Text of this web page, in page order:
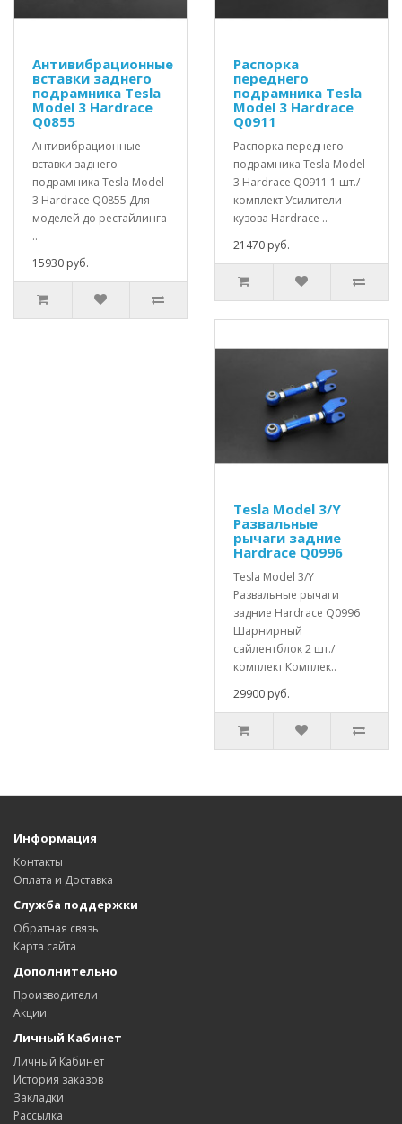
Антивибрационные
вставки заднего
подрамника Tesla
Model 3 Hardrace
Q0855
Антивибрационные
вставки заднего
подрамника Tesla Model
3 Hardrace Q0855 Для
моделей до рестайлинга
..
15930 руб.
Распорка
переднего
подрамника Tesla
Model 3 Hardrace
Q0911
Распорка переднего
подрамника Tesla Model
3 Hardrace Q0911 1 шт./
комплект Усилители
кузова Hardrace ..
21470 руб.
Tesla Model 3/Y
Развальные
рычаги задние
Hardrace Q0996
Tesla Model 3/Y
Развальные рычаги
задние Hardrace Q0996
Шарнирный
сайлентблок 2 шт./
комплект Комплек..
29900 руб.
Информация
Контакты
Оплата и Доставка
Служба поддержки
Обратная связь
Карта сайта
Дополнительно
Производители
Акции
Личный Кабинет
Личный Кабинет
История заказов
Закладки
Рассылка